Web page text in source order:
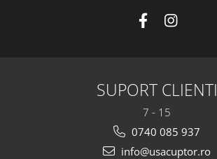
SUPORT CLIENTI
7 - 15
0740 085 937
info@usacuptor.ro